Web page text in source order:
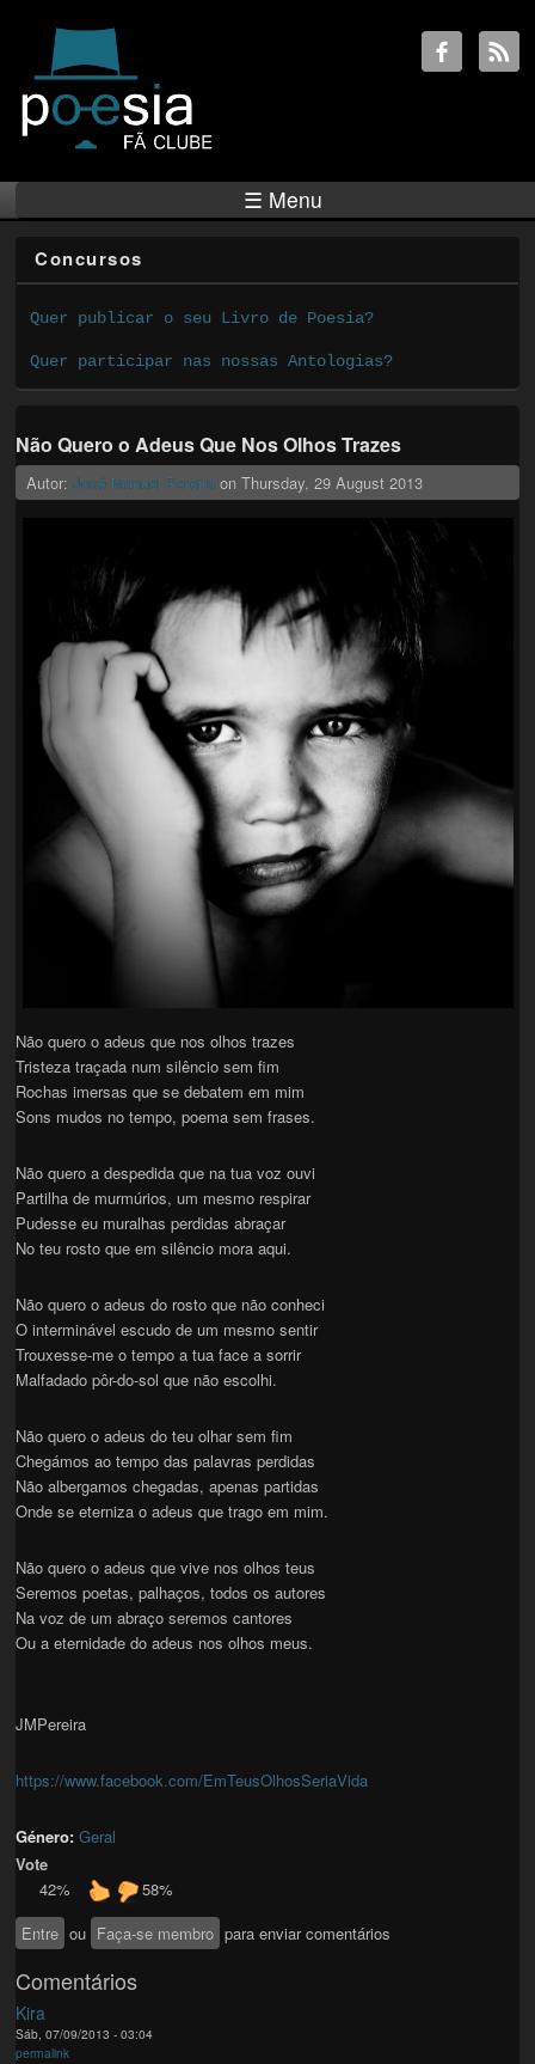
☰ Menu
Concursos
Quer publicar o seu Livro de Poesia?
Quer participar nas nossas Antologias?
Não Quero o Adeus Que Nos Olhos Trazes
Autor:José Manuel Pereira onThursday, 29 August 2013
Não quero o adeus que nos olhos trazes
Tristeza traçada num silêncio sem fim
Rochas imersas que se debatem em mim
Sons mudos no tempo, poema sem frases.
Não quero a despedida que na tua voz ouvi
Partilha de murmúrios, um mesmo respirar
Pudesse eu muralhas perdidas abraçar
No teu rosto que em silêncio mora aqui.
Não quero o adeus do rosto que não conheci
O interminável escudo de um mesmo sentir
Trouxesse-me o tempo a tua face a sorrir
Malfadado pôr-do-sol que não escolhi.
Não quero o adeus do teu olhar sem fim
Chegámos ao tempo das palavras perdidas
Não albergamos chegadas, apenas partidas
Onde se eterniza o adeus que trago em mim.
Não quero o adeus que vive nos olhos teus
Seremos poetas, palhaços, todos os autores
Na voz de um abraço seremos cantores
Ou a eternidade do adeus nos olhos meus.
JMPereira
https://www.facebook.com/EmTeusOlhosSeriaVida
Género:Geral
Vote
42%
58%
Entre ou Faça-se membro para enviar comentários
Comentários
Kira
Sáb, 07/09/2013 - 03:04
permalink